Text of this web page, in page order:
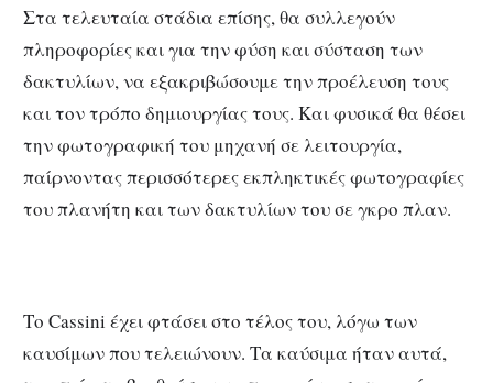
Στα τελευταία στάδια επίσης, θα συλλεγούν
πληροφορίες και για την φύση και σύσταση των
δακτυλίων, να εξακριβώσουμε την προέλευση τους
και τον τρόπο δημιουργίας τους. Και φυσικά θα θέσει
την φωτογραφική του μηχανή σε λειτουργία,
παίρνοντας περισσότερες εκπληκτικές φωτογραφίες
του πλανήτη και των δακτυλίων του σε γκρο πλαν.
Το Cassini έχει φτάσει στο τέλος του, λόγω των
καυσίμων που τελειώνουν. Τα καύσιμα ήταν αυτά,